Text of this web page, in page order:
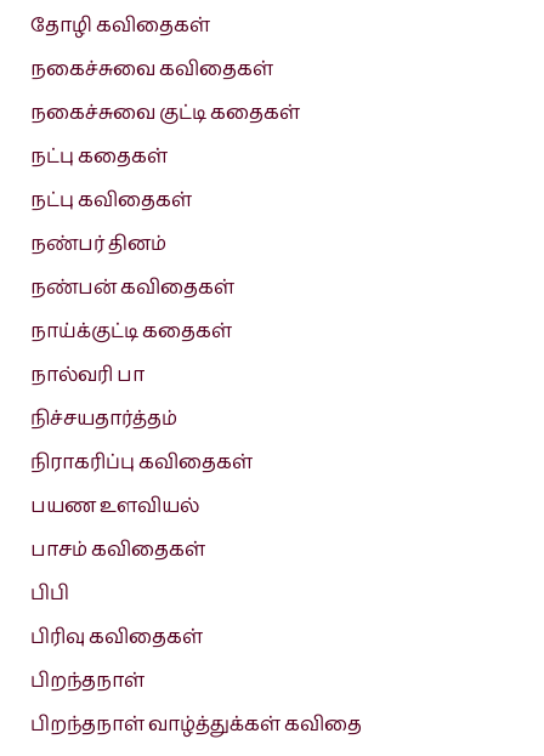
தோழி கவிதைகள்
நகைச்சுவை கவிதைகள்
நகைச்சுவை குட்டி கதைகள்
நட்பு கதைகள்
நட்பு கவிதைகள்
நண்பர் தினம்
நண்பன் கவிதைகள்
நாய்க்குட்டி கதைகள்
நால்வரி பா
நிச்சயதார்த்தம்
நிராகரிப்பு கவிதைகள்
பயண உளவியல்
பாசம் கவிதைகள்
பிபி
பிரிவு கவிதைகள்
பிறந்தநாள்
பிறந்தநாள் வாழ்த்துக்கள் கவிதை